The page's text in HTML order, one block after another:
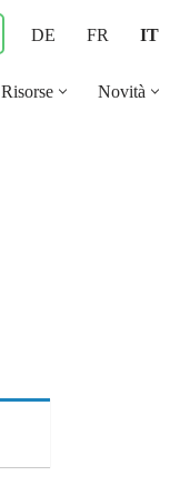
DE FR IT
Risorse Novità